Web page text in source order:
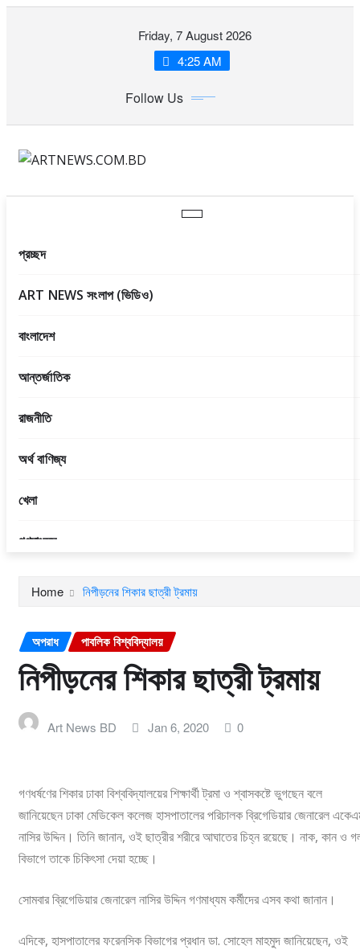
Friday, 7 August 2026
4:25 AM
Follow Us
প্রচ্ছদ
ART NEWS সংলাপ (ভিডিও)
বাংলাদেশ
আন্তর্জাতিক
রাজনীতি
অর্থ বাণিজ্য
খেলা
গণমাধ্যম
প্রবাসী
অন্যান্য
Home নিপীড়নের শিকার ছাত্রী ট্রমায়
অপরাধ পাবলিক বিশ্ববিদ্যালয়
নিপীড়নের শিকার ছাত্রী ট্রমায়
Art News BD Jan 6, 2020 0
গণধর্ষণের শিকার ঢাকা বিশ্ববিদ্যালয়ের শিক্ষার্থী ট্রমা ও শ্বাসকষ্টে ভুগছেন বলে
জানিয়েছেন ঢাকা মেডিকেল কলেজ হাসপাতালের পরিচালক ব্রিগেডিয়ার জেনারেল
নাসির উদ্দিন। তিনি জানান, ওই ছাত্রীর শরীরে আঘাতের চিহ্ন রয়েছে। নাক, কান ও
বিভাগে তাকে চিকিৎসা দেয়া হচ্ছে।
সোমবার ব্রিগেডিয়ার জেনারেল নাসির উদ্দিন গণমাধ্যম কর্মীদের এসব কথা জানান।
এদিকে, হাসপাতালের ফরেনসিক বিভাগের প্রধান ডা. সোহেল মাহমুদ জানিয়েছেন, ওই